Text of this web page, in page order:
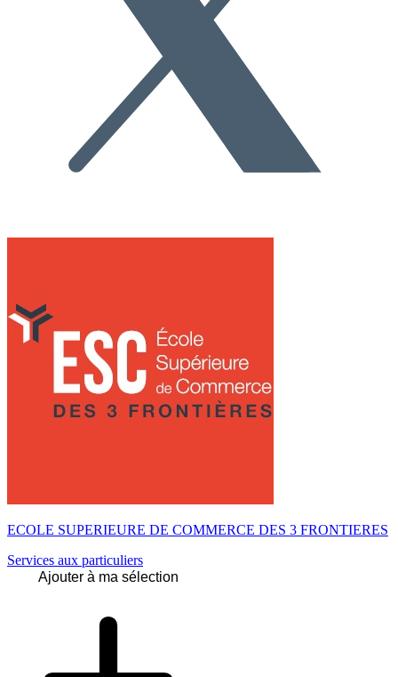
ECOLE SUPERIEURE DE COMMERCE DES 3 FRONTIERES
Services aux particuliers
Ajouter à ma sélection